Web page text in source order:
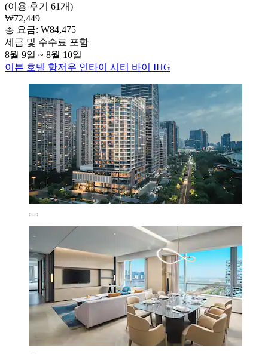
(이용 후기 61개)
₩72,449
총 요금: ₩84,475
세금 및 수수료 포함
8월 9일 ~ 8월 10일
이븐 호텔 항저우 인타이 시티 바이 IHG